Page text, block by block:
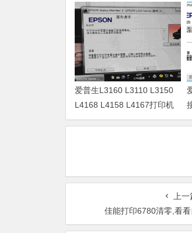
爱普生L3160 L3110 L3150
L4168 L4158 L4167打印机
废墨清零软件
上一
佳能打印6780清零,看看